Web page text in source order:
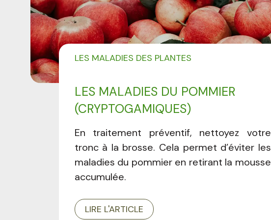
LES MALADIES DU POMMIER
(CRYPTOGAMIQUES)
LES MALADIES DES PLANTES
En traitement préventif, nettoyez votre
tronc à la brosse. Cela permet d’éviter les
maladies du pommier en retirant la mousse
accumulée.
LIRE L'ARTICLE